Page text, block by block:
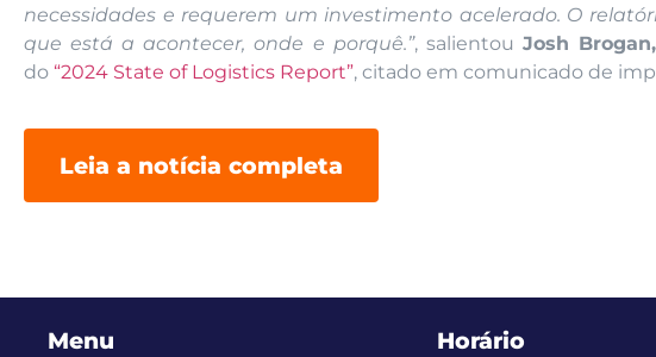
necessidades e requerem um investimento acelerado. O
que está a acontecer, onde e porquê.”, salientou Josh
do “2024 State of Logistics Report”, citado em comunicado de
Leia a notícia completa
Menu Horário